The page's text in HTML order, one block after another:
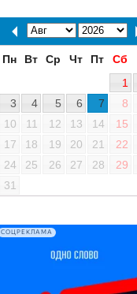
Пн Вт Ср Чт Пт Сб
1
3
4 5 6 7 8
10
11 12 13 14 15
17
18 19 20 21 22
24
25 26 27 28 29
31
СОЦРЕКЛАМА